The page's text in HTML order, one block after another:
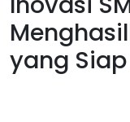
yang